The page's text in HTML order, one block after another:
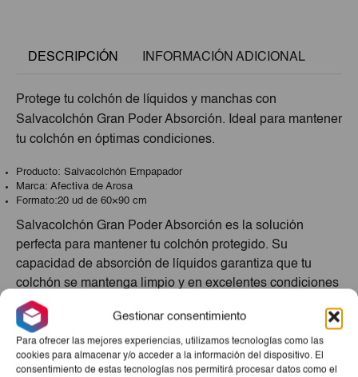
Gestionar consentimiento
Para ofrecer las mejores experiencias, utilizamos tecnologías como las
cookies para almacenar y/o acceder a la información del dispositivo. El
consentimiento de estas tecnologías nos permitirá procesar datos como el
DESCRIPCIÓN INFORMACIÓN ADICIONAL
Protege tu colchón de líquidos y manchas con
Salvacolchón Gran Poder Absorción. Ideal para mantener
tu colchón en óptimas condiciones.
Producto: Salvacolchón Empapador
Marca: Afectiva de Arosa
Formato:20 ud de 60×90 cm
Salvacolchón Gran Poder Absorción es la solución
perfecta para mantener tu colchón protegido. Su
capacidad de absorción de líquidos garantiza que tu
colchón se mantenga limpio y en excelentes condiciones
por más tiempo. Con un material de alta calidad, este
producto es fácil de colocar. No te preocupes por
sorpresas en el carrito, ¡protege tu inversión con
Salvacolchón Gran Poder Absorción!